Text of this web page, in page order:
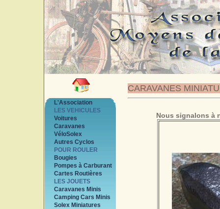
CARAVANES
L'Association
LES VEHICULES
Voitures
Caravanes
VéloSolex
Autres Cyclos
POUR ROULER
Bougies
Pompes à Carburant
Cartes Routières
LES JOUETS
Caravanes Minis
Camping Cars Minis
Solex Miniatures
Nous signalons à